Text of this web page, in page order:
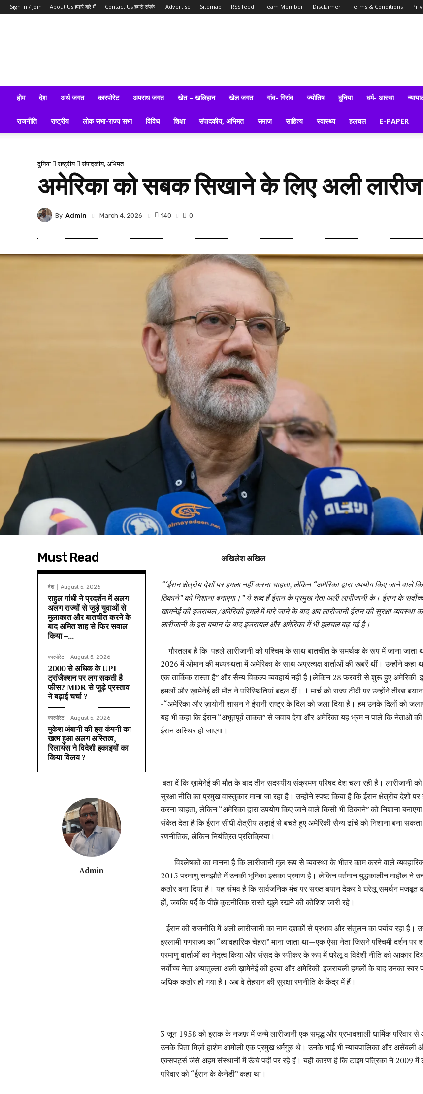
Sign in / Join About Us हमारे बारे में Contact Us हमसे संपर्क Advertise Sitemap RSS feed Team Member Disclaimer Terms & Conditions
न्यूज,
लेटेस्ट
हिन्दी
होम देश अर्थ जगत कारपोरेट अपराध जगत खेत – खलिहान खेल जगत गांव- गिरांव ज्योतिष दुनिया धर्म- आस्था
राजनीति राष्ट्रीय लोक सभा-राज्य सभा विविध शिक्षा संपादकीय, अभिमत समाज साहित्य स्वास्थ्य हलचल E-PAPER
दुनिया राष्ट्रीय संपादकीय, अभिमत
अमेरिका को सबक सिखाने के लिए अली
By Admin March 4, 2026 140 0
Must Read
देश August 5, 2026
राहुल गांधी ने प्रदर्शन में अलग-
अलग राज्यों से जुड़े युवाओं से
मुलाकात और बातचीत करने के
बाद अमित शाह से फिर सवाल
किया –...
कारपोरेट August 5, 2026
₹2000 से अधिक के UPI
ट्रांजैक्शन पर लग सकती है
फीस? MDR से जुड़े प्रस्ताव
ने बढ़ाई चर्चा ?
कारपोरेट August 5, 2026
मुकेश अंबानी की इस कंपनी का
खत्म हुआ अलग अस्तित्व,
रिलायंस ने विदेशी इकाइयों का
किया विलय ?
Admin
अखिलेश अखिल
“‘ईरान क्षेत्रीय देशों पर हमला नहीं करना चाहता, लेकिन “अमेरिका द्वारा उपयोग किए जाने वाले
ठिकाने” को निशाना बनाएगा।” ये शब्द हैं ईरान के प्रमुख नेता अली लारीजानी के। ईरान के
खामनेई की इजरायल /अमेरिकी हमले में मारे जाने के बाद अब लारीजानी ईरान की सुरक्षा व्यवस्था
लारीजानी के इस बयान के बाद इजरायल और अमेरिका में भी हलचल बढ़ गई है।
गौरतलब है कि पहले लारीजानी को पश्चिम के साथ बातचीत के समर्थक के रूप में जाना जाता
2026 में ओमान की मध्यस्थता में अमेरिका के साथ अप्रत्यक्ष वार्ताओं की खबरें थीं। उन्होंने कहा था
एक तार्किक रास्ता है” और सैन्य विकल्प व्यवहार्य नहीं है।लेकिन 28 फरवरी से शुरू हुए अमेरिकी-
हमलों और ख़ामेनेई की मौत ने परिस्थितियां बदल दीं। 1 मार्च को राज्य टीवी पर उन्होंने तीखा
-“अमेरिका और ज़ायोनी शासन ने ईरानी राष्ट्र के दिल को जला दिया है। हम उनके दिलों को
यह भी कहा कि ईरान “अभूतपूर्व ताकत” से जवाब देगा और अमेरिका यह भ्रम न पाले कि नेताओं
ईरान अस्थिर हो जाएगा।
बता दें कि ख़ामेनेई की मौत के बाद तीन सदस्यीय संक्रमण परिषद देश चला रही है। लारीजानी
सुरक्षा नीति का प्रमुख वास्तुकार माना जा रहा है। उन्होंने स्पष्ट किया है कि ईरान क्षेत्रीय देशों
करना चाहता, लेकिन “अमेरिका द्वारा उपयोग किए जाने वाले किसी भी ठिकाने” को निशाना
संकेत देता है कि ईरान सीधी क्षेत्रीय लड़ाई से बचते हुए अमेरिकी सैन्य ढांचे को निशाना बना
रणनीतिक, लेकिन नियंत्रित प्रतिक्रिया।
विश्लेषकों का मानना है कि लारीजानी मूल रूप से व्यवस्था के भीतर काम करने वाले
2015 परमाणु समझौते में उनकी भूमिका इसका प्रमाण है। लेकिन वर्तमान युद्धकालीन माहौल ने
कठोर बना दिया है। यह संभव है कि सार्वजनिक मंच पर सख्त बयान देकर वे घरेलू समर्थन मजबूत
हों, जबकि पर्दे के पीछे कूटनीतिक रास्ते खुले रखने की कोशिश जारी रहे।
ईरान की राजनीति में अली लारीजानी का नाम दशकों से प्रभाव और संतुलन का पर्याय रहा है।
इस्लामी गणराज्य का “व्यावहारिक चेहरा” माना जाता था—एक ऐसा नेता जिसने पश्चिमी दर्शन पर
परमाणु वार्ताओं का नेतृत्व किया और संसद के स्पीकर के रूप में घरेलू व विदेशी नीति को आकार
सर्वोच्च नेता अयातुल्ला अली ख़ामेनेई की हत्या और अमेरिकी-इजरायली हमलों के बाद उनका
अधिक कठोर हो गया है। अब वे तेहरान की सुरक्षा रणनीति के केंद्र में हैं।
3 जून 1958 को इराक के नजफ़ में जन्मे लारीजानी एक समृद्ध और प्रभावशाली धार्मिक परिवार
उनके पिता मिर्ज़ा हाशेम आमोली एक प्रमुख धर्मगुरु थे। उनके भाई भी न्यायपालिका और असेंबली
एक्सपर्ट्स जैसे अहम संस्थानों में ऊँचे पदों पर रहे हैं। यही कारण है कि टाइम पत्रिका ने 2009 में
परिवार को “ईरान के केनेडी” कहा था।